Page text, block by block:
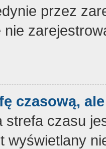
przez
czasową,
strefa czasu
wyświetlany